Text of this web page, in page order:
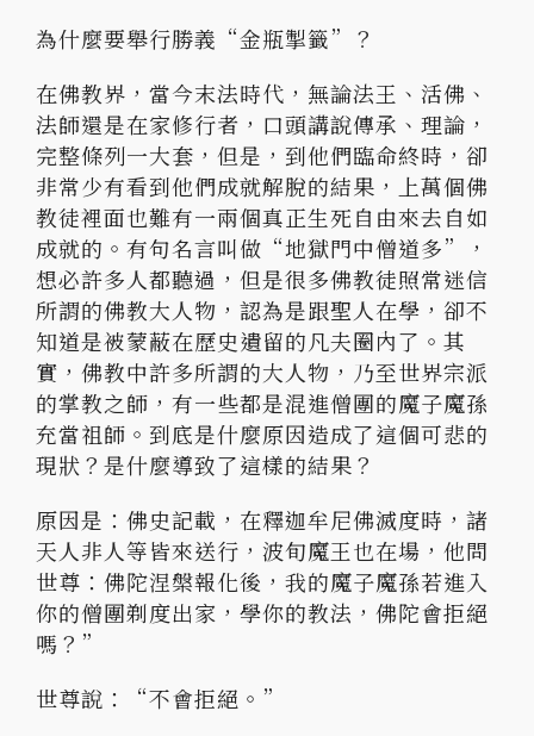
為什麼要舉行勝義“金瓶掣籤”？
在佛教界，當今末法時代，無論法王、活佛、
法師還是在家修行者，口頭講說傳承、理論，
完整條列一大套，但是，到他們臨命終時，卻
非常少有看到他們成就解脫的結果，上萬個佛
教徒裡面也難有一兩個真正生死自由來去自如
成就的。有句名言叫做“地獄門中僧道多”，
想必許多人都聽過，但是很多佛教徒照常迷信
所謂的佛教大人物，認為是跟聖人在學，卻不
知道是被蒙蔽在歷史遺留的凡夫圈內了。其
實，佛教中許多所謂的大人物，乃至世界宗派
的掌教之師，有一些都是混進僧團的魔子魔孫
充當祖師。到底是什麼原因造成了這個可悲的
現狀？是什麼導致了這樣的結果？
原因是：佛史記載，在釋迦牟尼佛滅度時，諸
天人非人等皆來送行，波旬魔王也在場，他問
世尊：佛陀涅槃報化後，我的魔子魔孫若進入
你的僧團剃度出家，學你的教法，佛陀會拒絕
嗎？”
世尊說：“不會拒絕。”